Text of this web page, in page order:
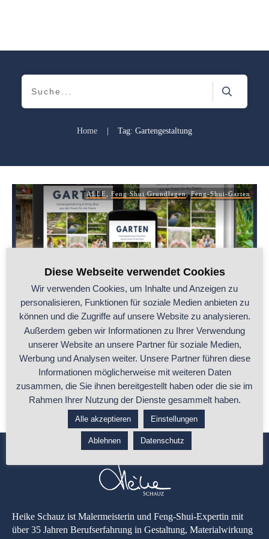
Home Tag: Gartengestaltung
ALLE Feng Shui Grundlagen,Feng-Shui-Garten
Gartengestaltung nach Feng Shui: „Harmonie,
Energie und Schönheit“
In den letzten 17 Jahren habe ich mich als Feng-Shui-Expertin viel mit
den Gärten...
...ganzen Beitrag lesen
Heike Schauz ist Malermeisterin und Feng-Shui-Expertin mit
über 35 Jahren Berufserfahrung in Gestaltung, Materialwirkung
Diese Webseite verwendet Cookies
Wir verwenden Cookies, um Inhalte und Anzeigen zu
personalisieren, Funktionen für soziale Medien anbieten zu
können und die Zugriffe auf unsere Website zu analysieren.
Außerdem geben wir Informationen zu Ihrer Verwendung
unserer Website an unsere Partner für soziale Medien,
Werbung und Analysen weiter. Unsere Partner führen diese
Informationen möglicherweise mit weiteren Daten
zusammen, die Sie ihnen bereitgestellt haben oder die sie im
Rahmen Ihrer Nutzung der Dienste gesammelt haben.
Alle akzeptieren Einstellungen
Ablehnen Datenschutz